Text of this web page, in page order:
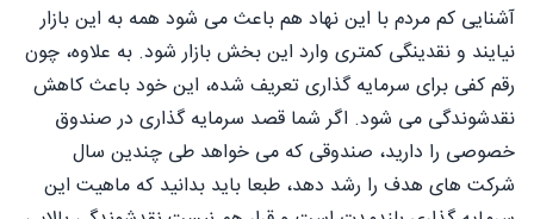
آشنایی کم مردم با این نهاد هم باعث می شود همه به این بازار
نیایند و نقدینگی کمتری وارد این بخش بازار شود. به علاوه، چون
رقم کفی برای سرمایه گذاری تعریف شده، این خود باعث کاهش
نقدشوندگی می شود. اگر شما قصد سرمایه گذاری در صندوق
خصوصی را دارید، صندوقی که می خواهد طی چندین سال
شرکت های هدف را رشد دهد، طبعا باید بدانید که ماهیت این